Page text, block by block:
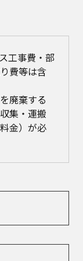
工事費・部
費等は含
廃棄する
集・運搬
金）が必